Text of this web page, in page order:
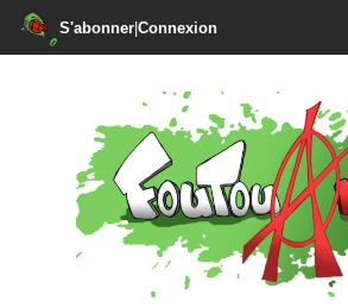
S'abonner|Connexion